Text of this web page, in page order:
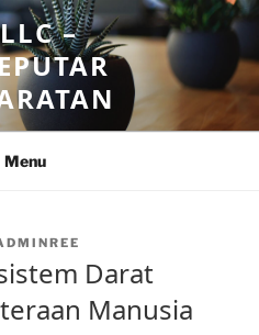
–
Menu
Darat
Manusia